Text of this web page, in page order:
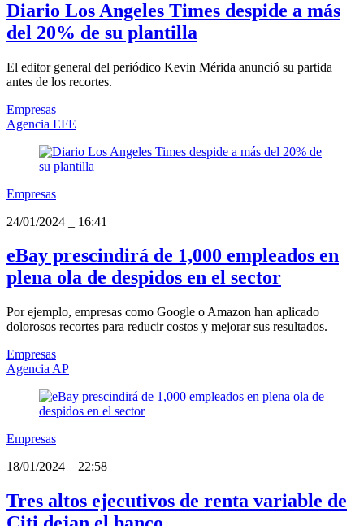
Diario Los Angeles Times despide a más
del 20% de su plantilla
El editor general del periódico Kevin Mérida anunció su partida
antes de los recortes.
Empresas
Agencia EFE
Empresas
24/01/2024
16:41
eBay prescindirá de 1,000 empleados en
plena ola de despidos en el sector
Por ejemplo, empresas como Google o Amazon han aplicado
dolorosos recortes para reducir costos y mejorar sus resultados.
Empresas
Agencia AP
Empresas
18/01/2024
22:58
Tres altos ejecutivos de renta variable de